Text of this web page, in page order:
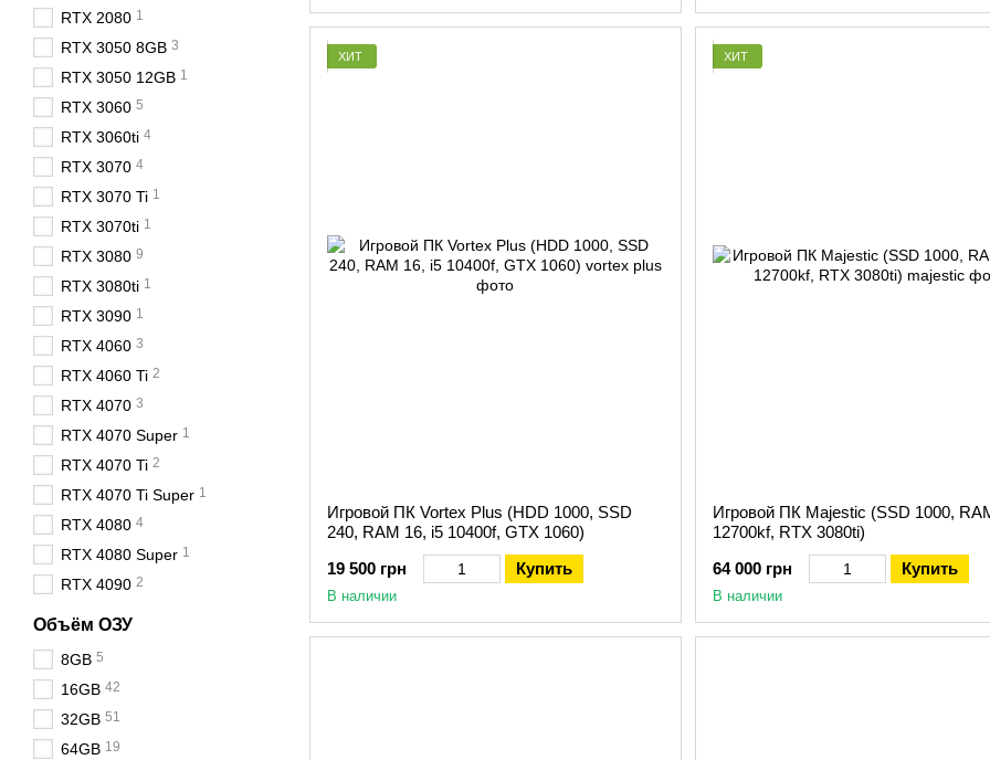
ХИТ
Игровой ПК Vortex Plus (HDD 1000, SSD
240, RAM 16, i5 10400f, GTX 1060)
19 500 грн
Купить
В наличии
ХИТ
Игровой ПК Majestic (SSD 1000,
12700kf, RTX 3080ti)
64 000 грн
Купить
В наличии
RTX 2080 1
RTX 3050 8GB 3
RTX 3050 12GB 1
RTX 3060 5
RTX 3060ti 4
RTX 3070 4
RTX 3070 Ti 1
RTX 3070ti 1
RTX 3080 9
RTX 3080ti 1
RTX 3090 1
RTX 4060 3
RTX 4060 Ti 2
RTX 4070 3
RTX 4070 Super 1
RTX 4070 Ti 2
RTX 4070 Ti Super 1
RTX 4080 4
RTX 4080 Super 1
RTX 4090 2
Объём ОЗУ
8GB 5
16GB 42
32GB 51
64GB 19